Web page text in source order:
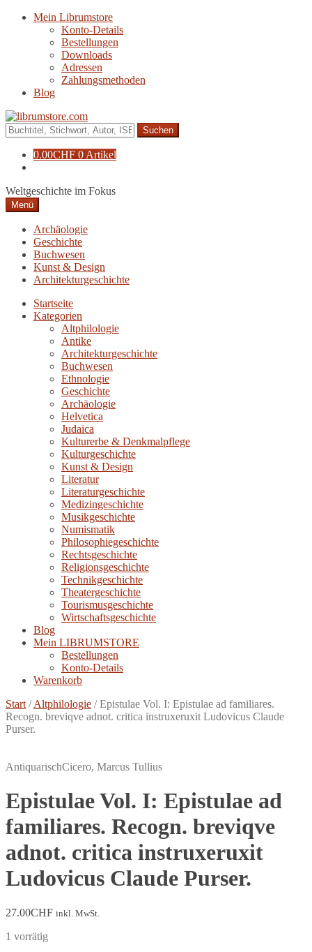
Navigation
Zum
Mein Librumstore
Konto-Details
Bestellungen
Downloads
Adressen
Zahlungsmethoden
Blog
Suche
nach:
0.00CHF 0 Artikel
Weltgeschichte im Fokus
Menü
Archäologie
Geschichte
Buchwesen
Kunst & Design
Architekturgeschichte
Startseite
Kategorien
Altphilologie
Antike
Architekturgeschichte
Buchwesen
Ethnologie
Geschichte
Archäologie
Helvetica
Judaica
Kulturerbe & Denkmalpflege
Kulturgeschichte
Kunst & Design
Literatur
Literaturgeschichte
Medizingeschichte
Musikgeschichte
Numismatik
Philosophiegeschichte
Rechtsgeschichte
Religionsgeschichte
Technikgeschichte
Theatergeschichte
Tourismusgeschichte
Wirtschaftsgeschichte
Blog
Mein LIBRUMSTORE
Bestellungen
Konto-Details
Warenkorb
Start /Altphilologie /Epistulae Vol. I: Epistulae ad familiares.
Recogn. breviqve adnot. critica instruxeruxit Ludovicus Claude
Purser.
AntiquarischCicero, Marcus Tullius
Epistulae Vol. I: Epistulae ad
familiares. Recogn. breviqve
adnot. critica instruxeruxit
Ludovicus Claude Purser.
27.00CHF inkl. MwSt.
1 vorrätig